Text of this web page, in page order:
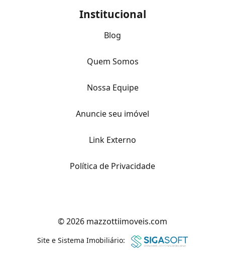
Institucional
Blog
Quem Somos
Nossa Equipe
Anuncie seu imóvel
Link Externo
Política de Privacidade
© 2026 mazzottiimoveis.com
Site e Sistema Imobiliário: